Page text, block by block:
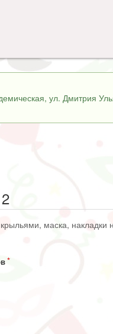
ул. Дмитрия
маска, накладки